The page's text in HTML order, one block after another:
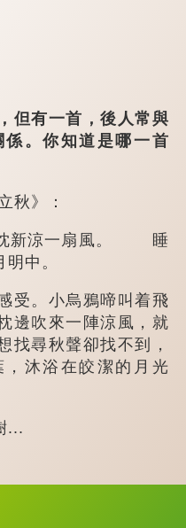
有一首，後人常與
。你知道是哪一首
》：
新涼一扇風。 睡
中。
。小烏鴉啼叫着飛
邊吹來一陣涼風，就
找尋秋聲卻找不到，
沐浴在皎潔的月光
...